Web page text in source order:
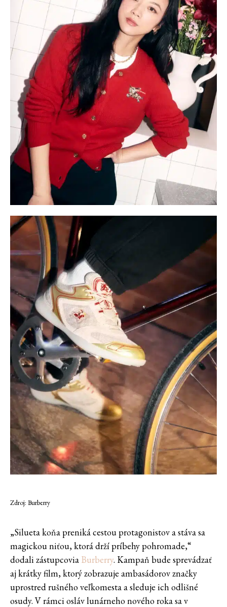
Zdroj: Burberry
„Silueta koňa preniká cestou protagonistov a stáva sa
magickou niťou, ktorá drží príbehy pohromade,“
dodali zástupcovia Burberry. Kampaň bude sprevádzať
aj krátky film, ktorý zobrazuje ambasádorov značky
uprostred rušného veľkomesta a sleduje ich odlišné
osudy. V rámci osláv lunárneho nového roka sa v